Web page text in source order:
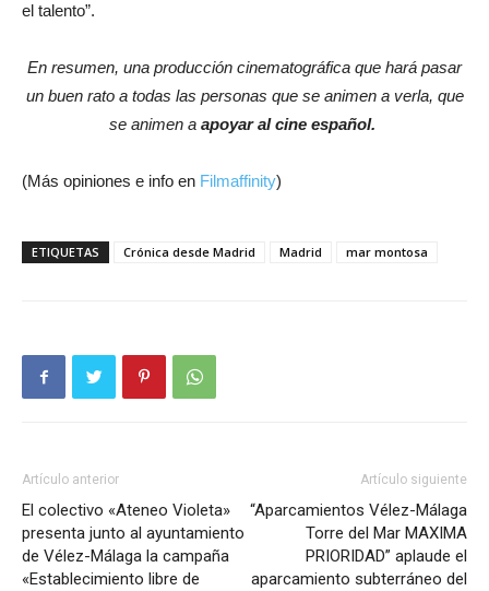
el talento”.
En resumen, una producción cinematográfica que hará pasar
un buen rato a todas las personas que se animen a verla, que
se animen a apoyar al cine español.
(Más opiniones e info en Filmaffinity)
ETIQUETAS Crónica desde Madrid Madrid mar montosa
Artículo anterior
El colectivo «Ateneo Violeta»
presenta junto al ayuntamiento
de Vélez-Málaga la campaña
«Establecimiento libre de
Artículo siguiente
“Aparcamientos Vélez-Málaga
Torre del Mar MAXIMA
PRIORIDAD” aplaude el
aparcamiento subterráneo del